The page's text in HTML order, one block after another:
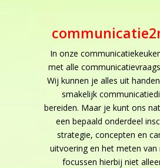
In onze
met alle
Wij kunnen je alles uit
smakelijk
bereiden. Maar je kunt ons
een bepaald onderdeel
strategie, concepten en
uitvoering en het meten van
focussen hierbij niet